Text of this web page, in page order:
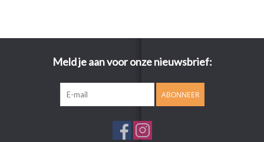
Meld je aan voor onze nieuwsbrief:
ABONNEER